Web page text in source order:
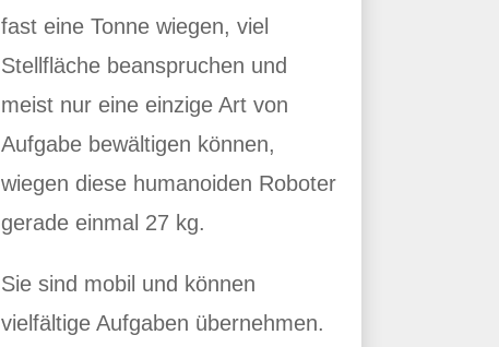
fast eine Tonne wiegen, viel
Stellfläche beanspruchen und
meist nur eine einzige Art von
Aufgabe bewältigen können,
wiegen diese humanoiden Roboter
gerade einmal 27 kg.
Sie sind mobil und können
vielfältige Aufgaben übernehmen.